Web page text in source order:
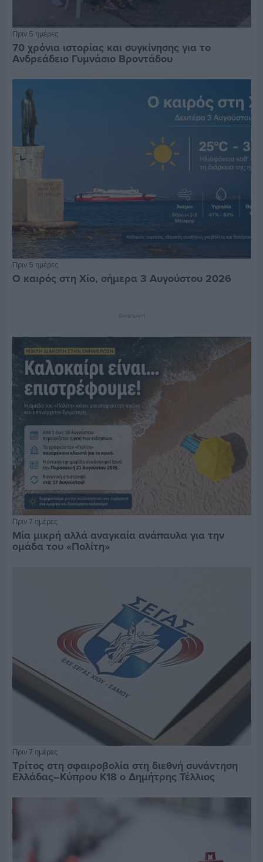
Πριν 5 ημέρες
70 χρόνια ιστορίας και συγκίνησης για το
Ανδρεάδειο Γυμνάσιο Βροντάδου
Πριν 5 ημέρες
Ο καιρός στη Χίο, σήμερα 3 Αυγούστου 2026
Διαφήμιση
Πριν 7 ημέρες
Μία μικρή αλλά αναγκαία ανάπαυλα για την
ομάδα του «Πολίτη»
Πριν 7 ημέρες
Τρίτος στη σφαιροβολία στη διεθνή συνάντηση
Ελλάδας–Κύπρου Κ18 ο Δημήτρης Τέλλιος